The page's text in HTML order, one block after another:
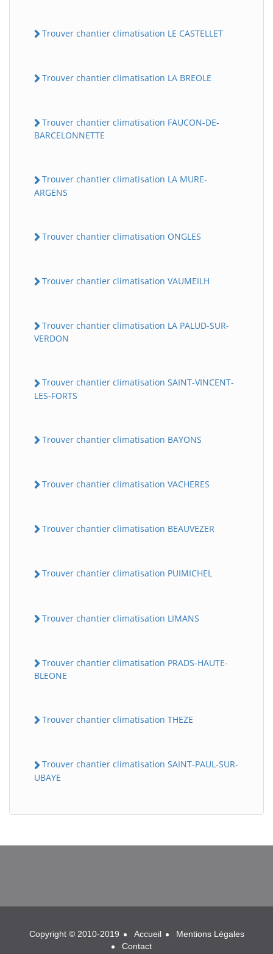
Trouver chantier climatisation LE CASTELLET
Trouver chantier climatisation LA BREOLE
Trouver chantier climatisation FAUCON-DE-
BARCELONNETTE
Trouver chantier climatisation LA MURE-
ARGENS
Trouver chantier climatisation ONGLES
Trouver chantier climatisation VAUMEILH
Trouver chantier climatisation LA PALUD-SUR-
VERDON
Trouver chantier climatisation SAINT-VINCENT-
LES-FORTS
Trouver chantier climatisation BAYONS
Trouver chantier climatisation VACHERES
Trouver chantier climatisation BEAUVEZER
Trouver chantier climatisation PUIMICHEL
Trouver chantier climatisation LIMANS
Trouver chantier climatisation PRADS-HAUTE-
BLEONE
Trouver chantier climatisation THEZE
Trouver chantier climatisation SAINT-PAUL-SUR-
UBAYE
BatiWebPro
Copyright © 2010-2019 Accueil
Mentions Légales
Contact